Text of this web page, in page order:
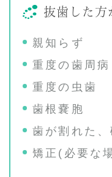
抜歯した方
親知らず
重度の歯周病
重度の虫歯
歯根嚢胞
歯が割れた
矯正(必要な